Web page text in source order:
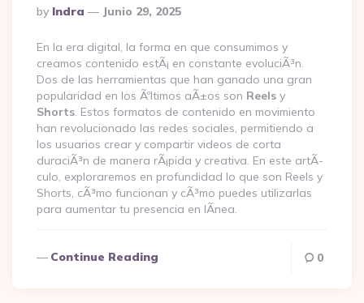
Posted
By
By Indra Junio 29, 2025
En la era digital, la forma en que consumimos y
creamos contenido estÃ¡ en constante evoluciÃ³n.
Dos de las herramientas que han ganado una gran
popularidad en los Ãºltimos aÃ±os son Reels y
Shorts. Estos formatos de contenido en movimiento
han revolucionado las redes sociales, permitiendo a
los usuarios crear y compartir videos de corta
duraciÃ³n de manera rÃ¡pida y creativa. En este artÃ­
culo, exploraremos en profundidad lo que son Reels y
Shorts, cÃ³mo funcionan y cÃ³mo puedes utilizarlas
para aumentar tu presencia en lÃ­nea.
Continue Reading 0